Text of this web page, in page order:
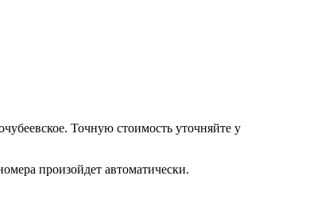
Точную стоимость уточняйте у
произойдет автоматически.